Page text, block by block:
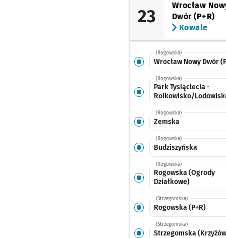
23
Wrocław
Dwór (P+R)
Kowale
(Rogowska)
Wrocław Nowy Dwór
(Rogowska)
Park Tysiąclecia -
Rolkowisko/
(Rogowska)
Zemska
(Rogowska)
Budziszyńska
(Rogowska)
Rogowska (Ogrody
Działkowe)
(Strzegomska)
Rogowska (P+R)
(Strzegomska)
Strzegomska